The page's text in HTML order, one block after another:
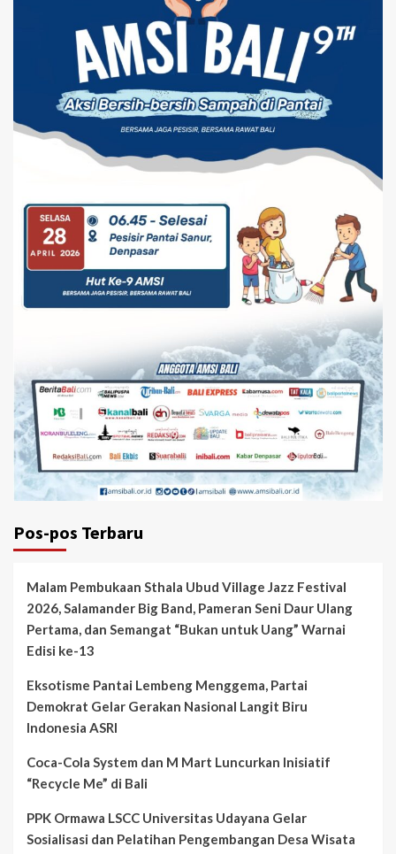
Pos-pos Terbaru
Malam Pembukaan Sthala Ubud Village Jazz Festival
2026, Salamander Big Band, Pameran Seni Daur Ulang
Pertama, dan Semangat “Bukan untuk Uang” Warnai
Edisi ke-13
Eksotisme Pantai Lembeng Menggema, Partai
Demokrat Gelar Gerakan Nasional Langit Biru
Indonesia ASRI
Coca-Cola System dan M Mart Luncurkan Inisiatif
“Recycle Me” di Bali
PPK Ormawa LSCC Universitas Udayana Gelar
Sosialisasi dan Pelatihan Pengembangan Desa Wisata